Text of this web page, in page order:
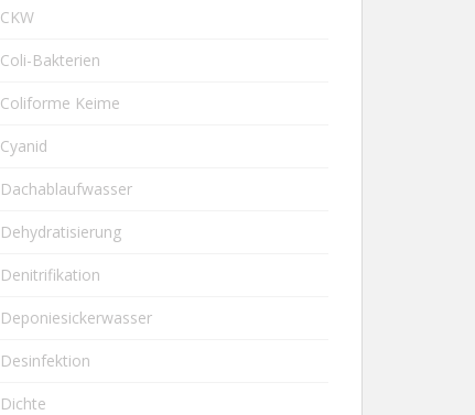
CKW
Coli-Bakterien
Coliforme Keime
Cyanid
Dachablaufwasser
Dehydratisierung
Denitrifikation
Deponiesickerwasser
Desinfektion
Dichte